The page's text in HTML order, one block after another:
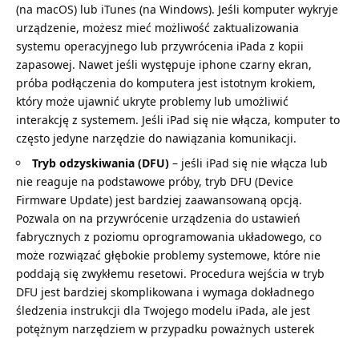
(na macOS) lub iTunes (na Windows). Jeśli komputer wykryje
urządzenie, możesz mieć możliwość zaktualizowania
systemu operacyjnego lub przywrócenia iPada z kopii
zapasowej. Nawet jeśli występuje iphone czarny ekran,
próba podłączenia do komputera jest istotnym krokiem,
który może ujawnić ukryte problemy lub umożliwić
interakcję z systemem. Jeśli iPad się nie włącza, komputer to
często jedyne narzędzie do nawiązania komunikacji.
Tryb odzyskiwania (DFU) – jeśli iPad się nie włącza lub
nie reaguje na podstawowe próby, tryb DFU (Device
Firmware Update) jest bardziej zaawansowaną opcją.
Pozwala on na przywrócenie urządzenia do ustawień
fabrycznych z poziomu oprogramowania układowego, co
może rozwiązać głębokie problemy systemowe, które nie
poddają się zwykłemu resetowi. Procedura wejścia w tryb
DFU jest bardziej skomplikowana i wymaga dokładnego
śledzenia instrukcji dla Twojego modelu iPada, ale jest
potężnym narzędziem w przypadku poważnych usterek